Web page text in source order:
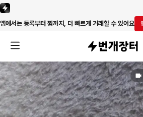
앱에서는 등록부터 찜까지, 더 빠르게 거래할 수 있어요